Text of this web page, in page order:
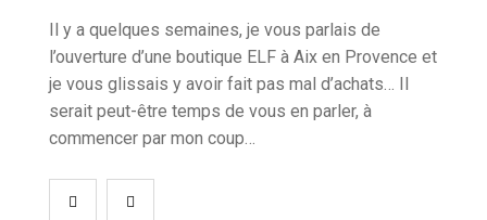
Il y a quelques semaines, je vous parlais de
l’ouverture d’une boutique ELF à Aix en Provence et
je vous glissais y avoir fait pas mal d’achats… Il
serait peut-être temps de vous en parler, à
commencer par mon coup…